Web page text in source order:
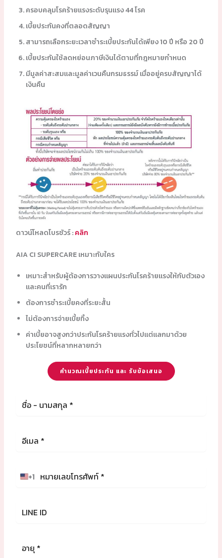
ครอบคลุมโรคร้ายแรงระดับรุนแรง 44 โรค
เบี้ยประกันคงที่ตลอดสัญญา
สามารถเลือกระยะเวลาชำระเบี้ยประกันได้เพียง 10 ปี หรือ 20 ปี
เบี้ยประกันใช้ลดหย่อนภาษีเงินได้ตามที่กฎหมายกำหนด
มีมูลค่าสะสมและมูลค่าเวนคืนกรมธรรม์ เมื่ออยู่ครบสัญญาได้
เงินคืน
ดาวน์โหลดโบรชัวร์ :คลิก
AIA CI SUPERCARE เหมาะกับใคร
เหมาะสำหรับผู้ต้องการวางแผนประกันโรคร้ายแรงให้กับตัวเอง
และคนที่เรารัก
ต้องการชำระเบี้ยคงที่ระยะสั้น
ไม่ต้องการจ่ายเบี้ยทิ้ง
ค่าเบี้ยอาจสูงกว่าประกันโรคร้ายแรงทั่วไปแต่แลกมาด้วย
ประโยชน์ที่หลากหลายกว่า
คำนวณเบี้ยประกัน และ รับข้อเสนอ
U
t
t
+1